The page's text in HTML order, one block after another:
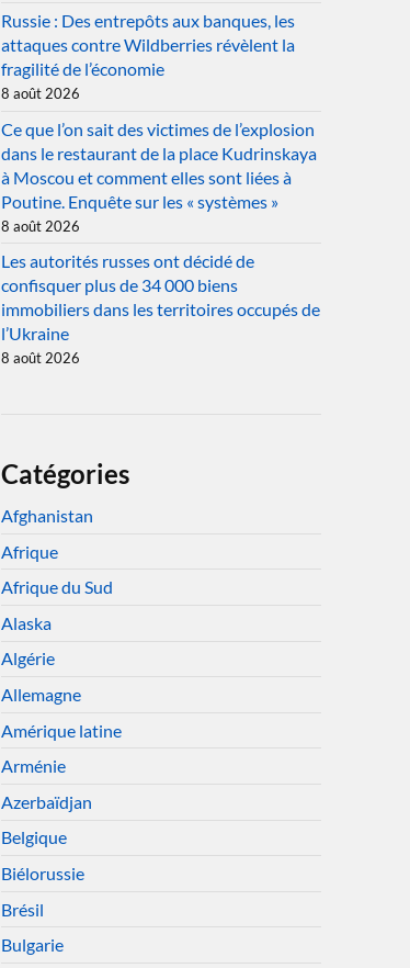
Russie : Des entrepôts aux banques, les
attaques contre Wildberries révèlent la
fragilité de l’économie
8 août 2026
Ce que l’on sait des victimes de l’explosion
dans le restaurant de la place Kudrinskaya
à Moscou et comment elles sont liées à
Poutine. Enquête sur les « systèmes »
8 août 2026
Les autorités russes ont décidé de
confisquer plus de 34 000 biens
immobiliers dans les territoires occupés de
l’Ukraine
8 août 2026
Catégories
Afghanistan
Afrique
Afrique du Sud
Alaska
Algérie
Allemagne
Amérique latine
Arménie
Azerbaïdjan
Belgique
Biélorussie
Brésil
Bulgarie